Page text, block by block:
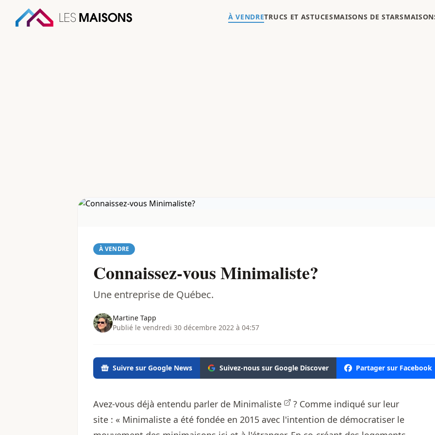
À VENDRETRUCS ET ASTUCESMAISONS DE STARS
À VENDRE
Connaissez-vous Minimaliste?
Une entreprise de Québec.
Martine Tapp
Publié le vendredi 30 décembre 2022 à 04:57
Suivre sur Google News Suivez-nous sur Google Discover Partager sur Facebook
Avez-vous déjà entendu parler de Minimaliste
? Comme indiqué sur leur
site : « Minimaliste a été fondée en 2015 avec l'intention de démocratiser le